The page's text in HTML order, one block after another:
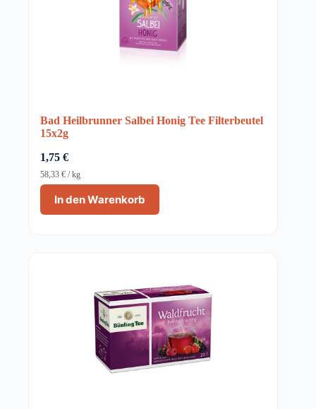
Bad Heilbrunner Salbei Honig Tee Filterbeutel
15x2g
1,75 €
In den Warenkorb
58,33 € /kg